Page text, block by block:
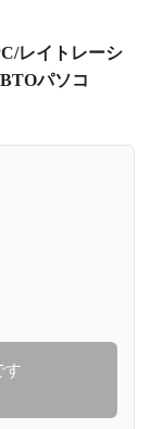
レイトレーシ
パソコ
す